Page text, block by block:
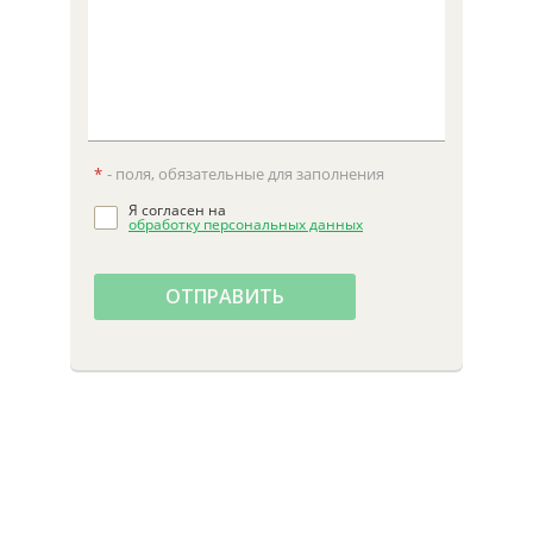
* - поля, обязательные для заполнения
Я согласен на
обработку персональных данных
ОТПРАВИТЬ